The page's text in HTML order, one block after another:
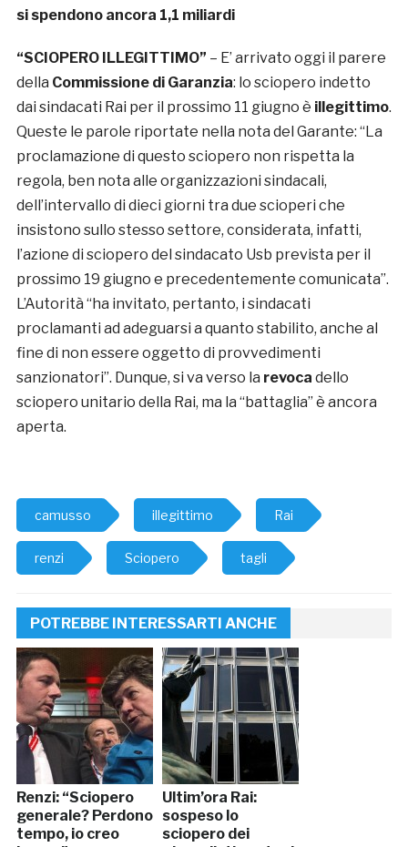
si spendono ancora 1,1 miliardi
“SCIOPERO ILLEGITTIMO” – E’ arrivato oggi il parere
della Commissione di Garanzia: lo sciopero indetto
dai sindacati Rai per il prossimo 11 giugno è illegittimo.
Queste le parole riportate nella nota del Garante: “La
proclamazione di questo sciopero non rispetta la
regola, ben nota alle organizzazioni sindacali,
dell’intervallo di dieci giorni tra due scioperi che
insistono sullo stesso settore, considerata, infatti,
l’azione di sciopero del sindacato Usb prevista per il
prossimo 19 giugno e precedentemente comunicata”.
L’Autorità “ha invitato, pertanto, i sindacati
proclamanti ad adeguarsi a quanto stabilito, anche al
fine di non essere oggetto di provvedimenti
sanzionatori”. Dunque, si va verso la revoca dello
sciopero unitario della Rai, ma la “battaglia” è ancora
aperta.
camusso illegittimo Rai
renzi Sciopero tagli
POTREBBE INTERESSARTI ANCHE
Renzi: “Sciopero
generale? Perdono
tempo, io creo
Ultim’ora Rai:
sospeso lo
sciopero dei